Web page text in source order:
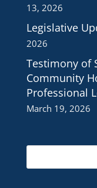
13, 2026
Legislative
2026
Testimony of
Community
Professional
March 19, 2026